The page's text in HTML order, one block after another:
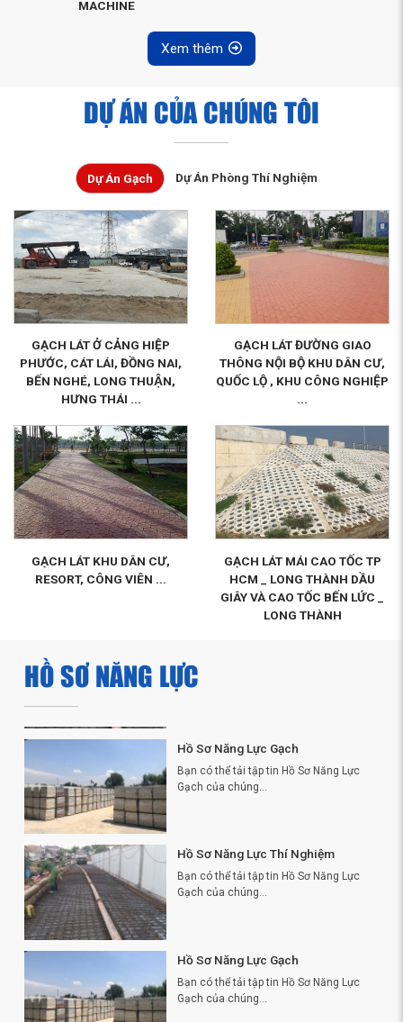
MACHINE
Xem thêm
DỰ ÁN CỦA CHÚNG TÔI
Dự Án Gạch Dự Án Phòng Thí Nghiệm
GẠCH LÁT Ở CẢNG HIỆP
PHƯỚC, CÁT LÁI, ĐỒNG NAI,
BẾN NGHÉ, LONG THUẬN,
HƯNG THÁI ...
GẠCH LÁT ĐƯỜNG GIAO
THÔNG NỘI BỘ KHU DÂN CƯ,
QUỐC LỘ , KHU CÔNG NGHIỆP
...
GẠCH LÁT KHU DÂN CƯ,
RESORT, CÔNG VIÊN ...
GẠCH LÁT MÁI CAO TỐC TP
HCM _ LONG THÀNH DẦU
GIÂY VÀ CAO TỐC BẾN LỨC _
LONG THÀNH
HỒ SƠ NĂNG LỰC
Hồ Sơ Năng Lực Thí Nghiệm
Gạch của chúng...
Bạn có thể tải tập tin Hồ Sơ Năng Lực
Gạch của chúng...
Bạn có thể tải tập tin Hồ Sơ Năng Lực
Gạch của chúng...
Bạn có thể tải tập tin Hồ Sơ Năng Lực
Gạch của chúng...